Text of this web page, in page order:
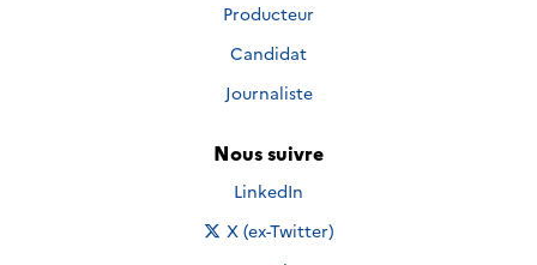
Producteur
Candidat
Journaliste
Nous suivre
Nous suivre sur
LinkedIn
Nous suivre sur
X (ex-Twitter)